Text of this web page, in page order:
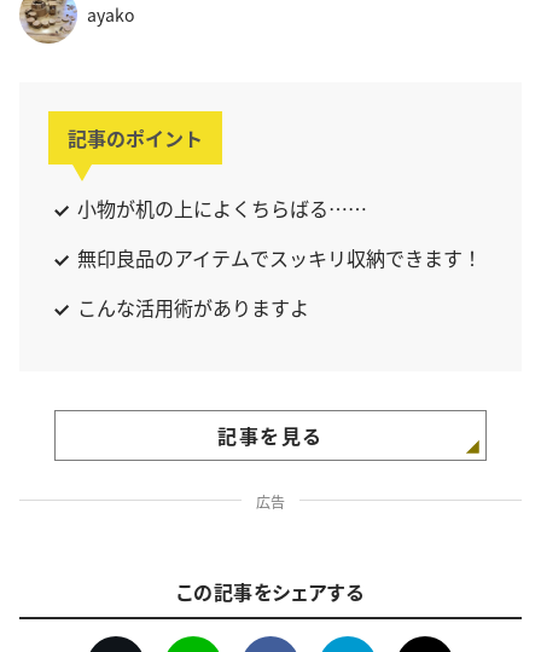
ayako
記事のポイント
小物が机の上によくちらばる……
無印良品のアイテムでスッキリ収納できます！
こんな活用術がありますよ
記事を見る
広告
この記事をシェアする